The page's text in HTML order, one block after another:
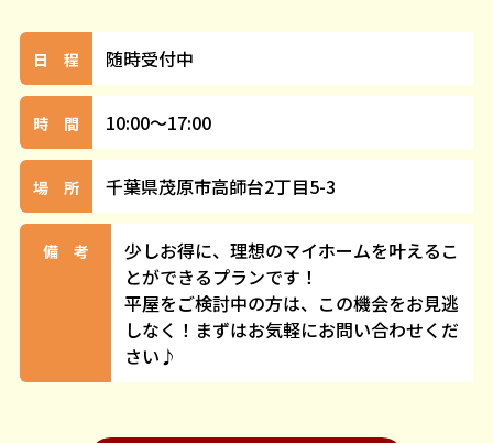
日 程 随時受付中
時 間 10:00～17:00
場 所 千葉県茂原市高師台2丁目5-3
備 考
少しお得に、理想のマイホームを叶えるこ
とができるプランです！
平屋をご検討中の方は、この機会をお見逃
しなく！まずはお気軽にお問い合わせくだ
さい♪